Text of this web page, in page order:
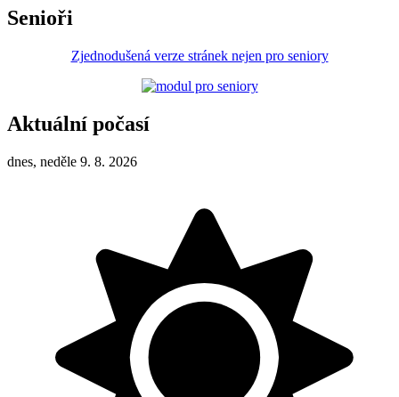
Senioři
Zjednodušená verze stránek nejen pro seniory
Aktuální počasí
dnes, neděle 9. 8. 2026